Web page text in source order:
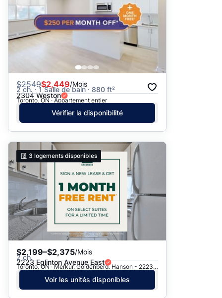
$2549$2,449/Mois
2 ch. · 1 Salle de bain · 880 ft²
2304 Weston
Toronto, ON · Appartement entier
Vérifier la disponibilité
3 logements disponibles
$2,199–$2,375/Mois
2 ch.
2223 Eglinton Avenue East
Toronto, ON · Merkur, Goldenberg, Hanson - 2223 Eglinton Ave. E.
Voir les unités disponibles